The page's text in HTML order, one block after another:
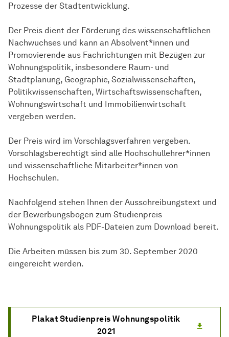
Prozesse der Stadt­entwicklung.
Der Preis dient der Förderung des wissenschaftlichen
Nachwuchses und kann an Absolvent*innen und
Promovierende aus Fachrichtungen mit Bezügen zur
Wohnungspolitik, insbesondere Raum- und
Stadtplanung, Geographie, Sozialwissenschaften,
Politikwissenschaften, Wirtschaftswissenschaften,
Wohnungswirtschaft und Immobilienwirtschaft
vergeben werden.
Der Preis wird im Vorschlagsverfahren vergeben.
Vorschlagsberechtigt sind alle Hochschullehrer*innen
und wissenschaftliche Mitarbeiter*innen von
Hochschulen.
Nachfolgend stehen Ihnen der Ausschreibungstext und
der Bewerbungsbogen zum Studienpreis
Wohnungspolitik als PDF-Dateien zum Download bereit.
Die Arbeiten müssen bis zum 30. September 2020
eingereicht werden.
Plakat Studienpreis Wohnungspolitik
2021